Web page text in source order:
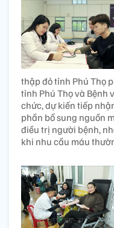
thập đỏ tỉnh Phú Thọ
tỉnh Phú Thọ và Bệnh
chức, dự kiến tiếp
phần bổ sung nguồn
điều trị người bệnh,
khi nhu cầu máu